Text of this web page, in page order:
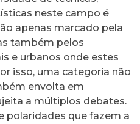
neste campo é
apenas marcado pela
também pelos
e urbanos onde estes
isso, uma categoria não
envolta em
a múltiplos debates.
polaridades que fazem a